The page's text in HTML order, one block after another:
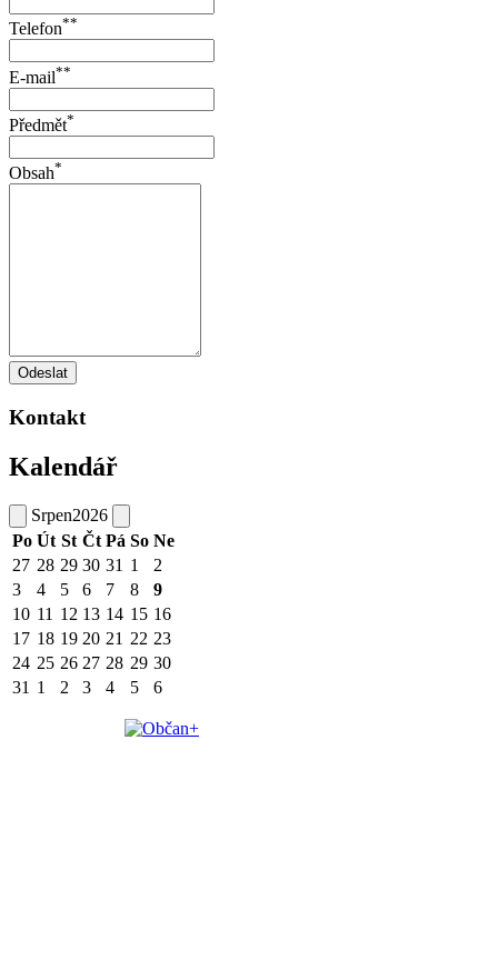
Telefon**
E-mail**
Předmět*
Obsah*
Odeslat
Kontakt
Kalendář
Srpen2026
Po Út St Čt Pá So Ne
27 28 29 30 31 1
2
3
4 5 6 7 8
9
10 11 12 13 14 15 16
17 18 19 20 21 22 23
24 25 26 27 28 29 30
31 1 2 3 4 5 6